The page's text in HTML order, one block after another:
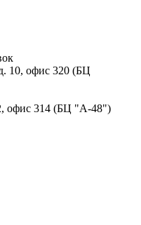
10, офис 320 (БЦ
офис 314 (БЦ "А-48")